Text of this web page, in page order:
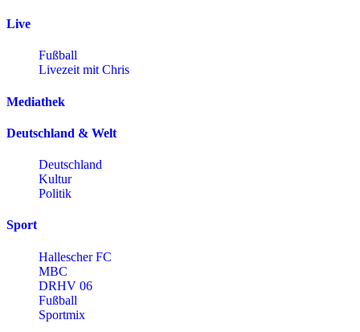
Live
Fußball
Livezeit mit Chris
Mediathek
Deutschland & Welt
Deutschland
Kultur
Politik
Sport
Hallescher FC
MBC
DRHV 06
Fußball
Sportmix